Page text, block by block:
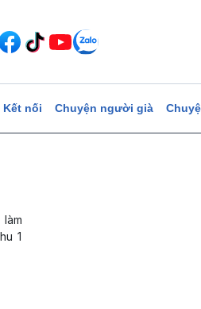
Kết nối Chuyện người già
1